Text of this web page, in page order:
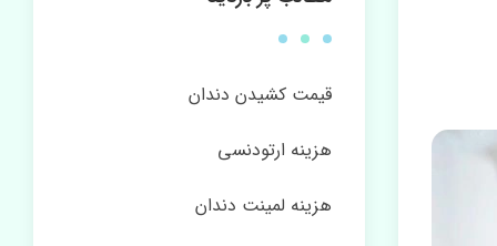
قیمت کشیدن دندان
هزینه ارتودنسی
هزینه لمینت دندان